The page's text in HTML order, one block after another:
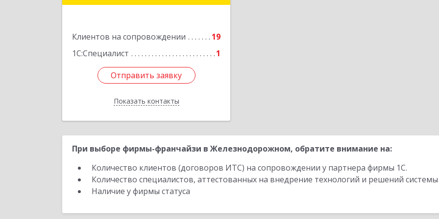
Клиентов на сопровождении
19
1С:Специалист
1
Отправить заявку
Показать контакты
Подробнее
Отправить заявку
Назад
При выборе фирмы-франчайзи в Железнодорожном, обратите внимание на:
Количество клиентов (договоров ИТС) на сопровождении у партнера фирмы 1С.
Количество специалистов, аттестованных на внедрение технологий и решений
Наличие у фирмы статуса